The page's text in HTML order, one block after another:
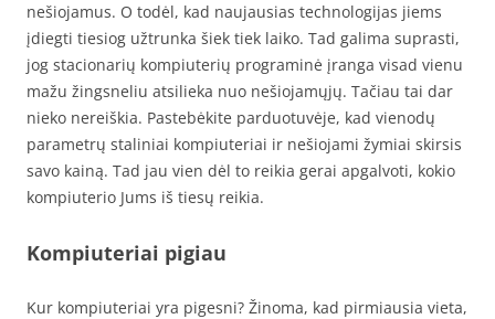
nešiojamus. O todėl, kad naujausias technologijas jiems
įdiegti tiesiog užtrunka šiek tiek laiko. Tad galima suprasti,
jog stacionarių kompiuterių programinė įranga visad vienu
mažu žingsneliu atsilieka nuo nešiojamųjų. Tačiau tai dar
nieko nereiškia. Pastebėkite parduotuvėje, kad vienodų
parametrų staliniai kompiuteriai ir nešiojami žymiai skirsis
savo kainą. Tad jau vien dėl to reikia gerai apgalvoti, kokio
kompiuterio Jums iš tiesų reikia.
Kompiuteriai pigiau
Kur kompiuteriai yra pigesni? Žinoma, kad pirmiausia vieta,